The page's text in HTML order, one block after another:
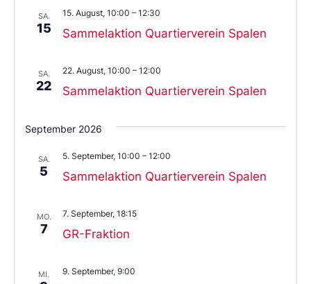
aus.
SA.
15 Sammelaktion Quartierverein Spalen
15. August, 10:00 – 12:30
SA.
22 Sammelaktion Quartierverein Spalen
22. August, 10:00 – 12:00
September 2026
SA.
5 Sammelaktion Quartierverein Spalen
5. September, 10:00 – 12:00
MO.
7 GR-Fraktion
7. September, 18:15
MI. 9. September, 9:00